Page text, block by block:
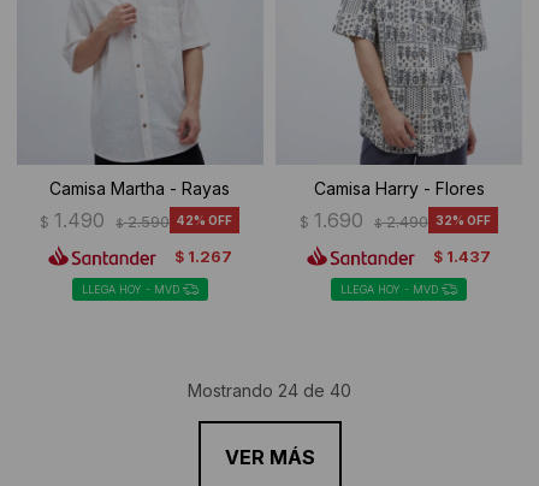
Camisa Martha - Rayas
$ 1.490 $ 2.590 42
$ 1.267
LLEGA HOY - MVD
Camisa Harry - Flores
$ 1.690 $ 2.490 32
$ 1.437
LLEGA HOY - MVD
Mostrando 24 de 40
VER MÁS